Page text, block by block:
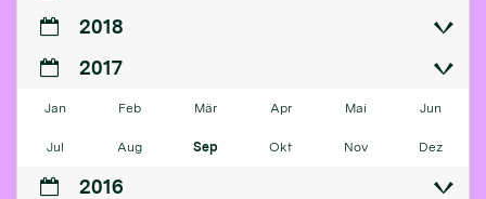
2018
2017
Jan Feb Mär Apr Mai Jun
Jul Aug Sep Okt Nov Dez
2016